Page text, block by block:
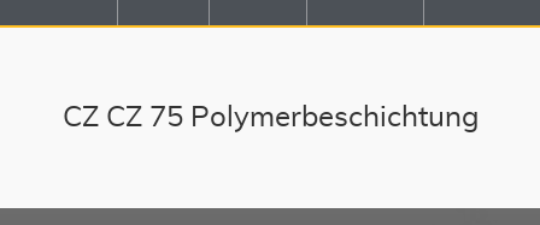
CZ CZ 75 Polymerbeschichtung